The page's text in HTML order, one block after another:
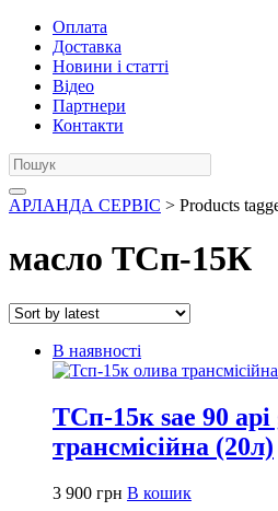
Оплата
Доставка
Новини і статті
Відео
Партнери
Контакти
АРЛАНДА СЕРВІС > Products
масло ТСп-15К
В наявності
ТСп-15к sae 90 api
трансмісійна (20л)
3 900 грн В кошик